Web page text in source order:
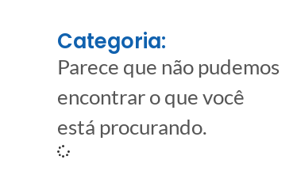
Categoria:
Parece que não pudemos
encontrar o que você
está procurando.